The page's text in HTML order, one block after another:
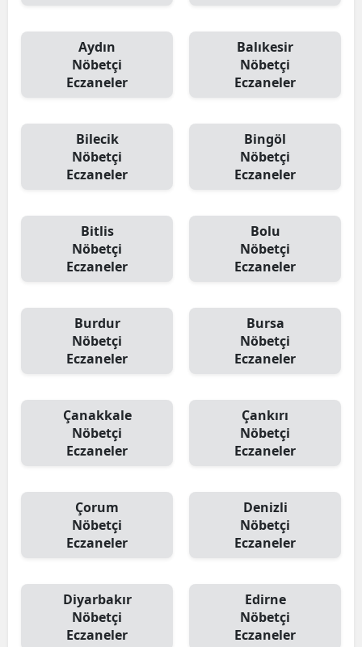
Aydın
Nöbetçi
Eczaneler
Balıkesir
Nöbetçi
Eczaneler
Bilecik
Nöbetçi
Eczaneler
Bingöl
Nöbetçi
Eczaneler
Bitlis
Nöbetçi
Eczaneler
Bolu
Nöbetçi
Eczaneler
Burdur
Nöbetçi
Eczaneler
Bursa
Nöbetçi
Eczaneler
Çanakkale
Nöbetçi
Eczaneler
Çankırı
Nöbetçi
Eczaneler
Çorum
Nöbetçi
Eczaneler
Denizli
Nöbetçi
Eczaneler
Diyarbakır
Nöbetçi
Eczaneler
Edirne
Nöbetçi
Eczaneler